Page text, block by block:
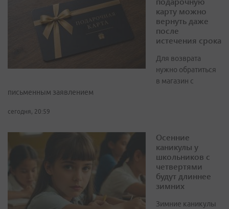
карту можно
вернуть даже
после
истечения срока
Для возврата
нужно обратиться
в магазин с
письменным заявлением
сегодня, 20:59
Осенние
каникулы у
школьников с
четвертями
будут длиннее
зимних
Зимние каникулы